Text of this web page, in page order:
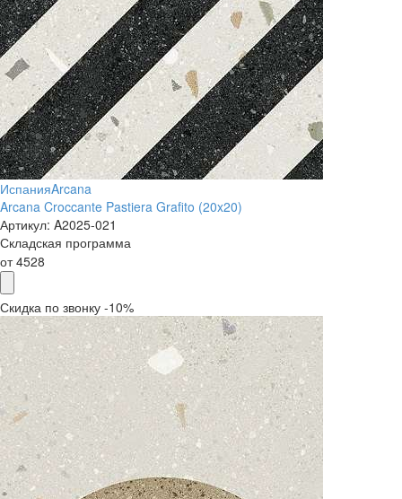
ИспанияArcana
Arcana Croccante Pastiera Grafito (20x20)
Артикул: A2025-021
Складская программа
от4528
Скидка по звонку -10%